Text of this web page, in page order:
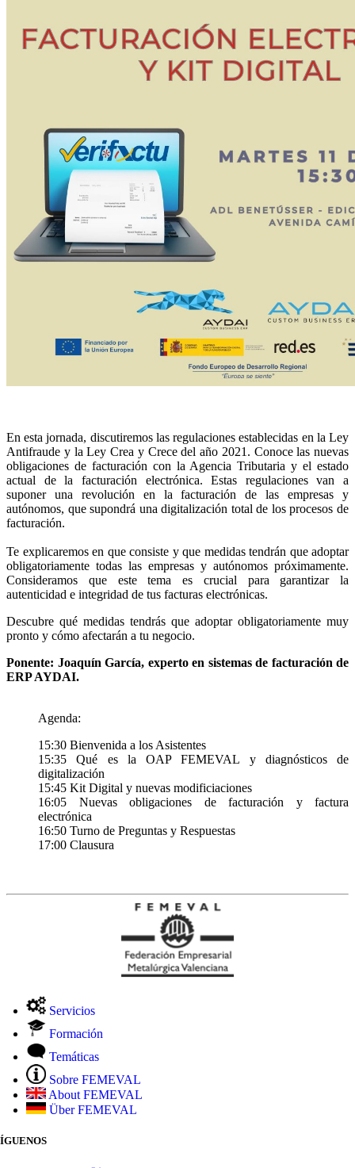
En esta jornada, discutiremos las regulaciones establecidas en la Ley
Antifraude y la Ley Crea y Crece del año 2021. Conoce las nuevas
obligaciones de facturación con la Agencia Tributaria y el estado
actual de la facturación electrónica. Estas regulaciones van a
suponer una revolución en la facturación de las empresas y
autónomos, que supondrá una digitalización total de los procesos de
facturación.
Te explicaremos en que consiste y que medidas tendrán que adoptar
obligatoriamente todas las empresas y autónomos próximamente.
Consideramos que este tema es crucial para garantizar la
autenticidad e integridad de tus facturas electrónicas.
Descubre qué medidas tendrás que adoptar obligatoriamente muy
pronto y cómo afectarán a tu negocio.
Ponente: Joaquín García, experto en sistemas de facturación de
ERP AYDAI.
Agenda:
15:30 Bienvenida a los Asistentes
15:35 Qué es la OAP FEMEVAL y diagnósticos de
digitalización
15:45 Kit Digital y nuevas modificiaciones
16:05 Nuevas obligaciones de facturación y factura
electrónica
16:50 Turno de Preguntas y Respuestas
17:00 Clausura
Servicios
Formación
Temáticas
Sobre FEMEVAL
About FEMEVAL
Über FEMEVAL